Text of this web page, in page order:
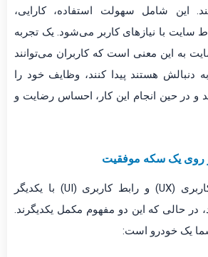
این شامل سهولت استفاده، کارایی،
سایت با نیازهای کاربر می‌شود. یک تجربه
به این معنی است که کاربران می‌توانند
دنبالش هستند پیدا کنند، وظایف خود را
و در حین انجام این کار، احساس رضایت و
اغلب اوقات، تجربه کاربری (UX) و رابط کاربری (UI) با یکدیگر
در حالی که این دو مفهوم مکمل یکدیگرند.
یک خودرو است: